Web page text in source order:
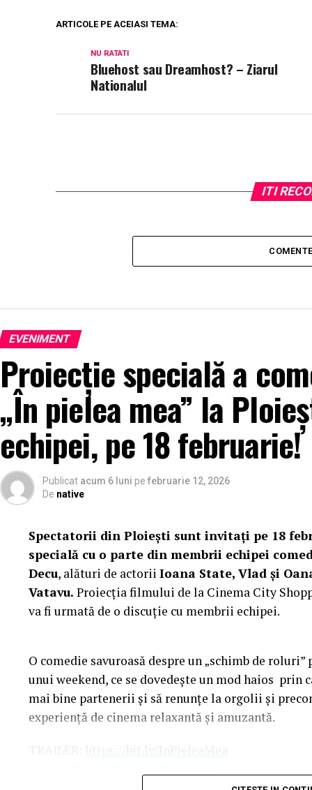
ARTICOLE PE ACEIASI TEMA:
NU RATATI
Bluehost sau Dreamhost? – Ziarul
Nationalul
ITI
EVENIMENT
Proiecție specială a
„În pielea mea” la
echipei, pe 18 februarie!
Publicat acum 6 luni pe februarie 12, 2026
De native
Spectatorii din Ploiești sunt invitați pe 18
specială cu o parte din membrii echipei
Decu, alături de actorii Ioana State, Vlad și
Vatavu. Proiecția filmului de la Cinema City
va fi urmată de o discuție cu membrii echipei.
O comedie savuroasă despre un „schimb de
unui weekend, ce se dovedește un mod haios prin
mai bine partenerii și să renunțe la orgolii și
experiență de cinema relaxantă și amuzantă.